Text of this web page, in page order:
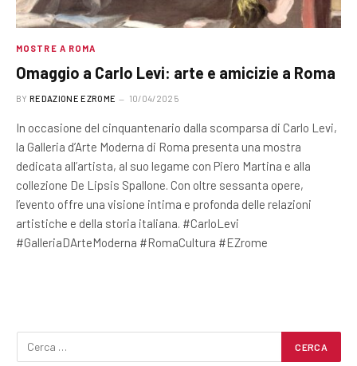
MOSTRE A ROMA
Omaggio a Carlo Levi: arte e amicizie a Roma
BY REDAZIONE EZROME 10/04/2025
In occasione del cinquantenario dalla scomparsa di Carlo Levi,
la Galleria d’Arte Moderna di Roma presenta una mostra
dedicata all’artista, al suo legame con Piero Martina e alla
collezione De Lipsis Spallone. Con oltre sessanta opere,
l’evento offre una visione intima e profonda delle relazioni
artistiche e della storia italiana. #CarloLevi
#GalleriaDArteModerna #RomaCultura #EZrome